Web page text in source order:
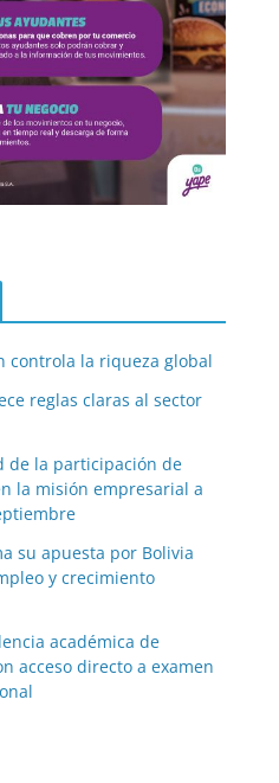
controla la riqueza global
reglas claras al sector
de la participación de
la misión empresarial a
su apuesta por Bolivia
y crecimiento
académica de
acceso directo a examen